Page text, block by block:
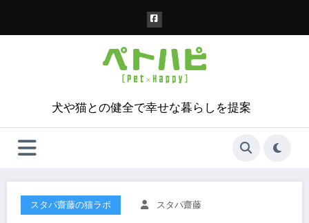
犬や猫との健全で幸せな暮らしを提案
スタパ齋藤の猫ラボ スタパ齋藤